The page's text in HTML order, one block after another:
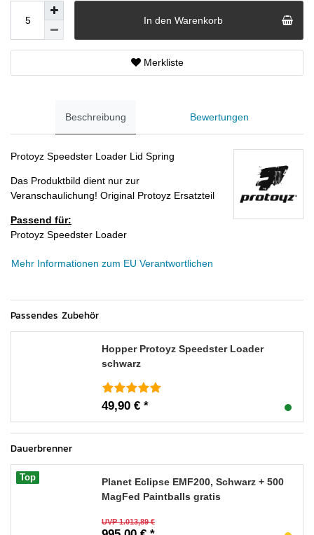
In den Warenkorb
Merkliste
Beschreibung Bewertungen
Protoyz Speedster Loader Lid Spring
Das Produktbild dient nur zur
Veranschaulichung! Original Protoyz Ersatzteil
Passend für:
Protoyz Speedster Loader
Mehr Informationen zum EU Verantwortlichen
Passendes Zubehör
Hopper Protoyz Speedster Loader
schwarz
49,90 € *
Dauerbrenner
Top
Planet Eclipse EMF200, Schwarz + 500
MagFed Paintballs gratis
UVP 1.013,89 €